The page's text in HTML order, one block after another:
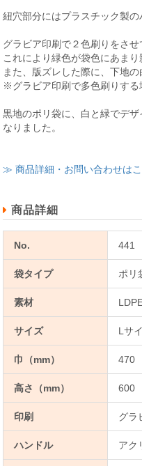
紐穴部分にはプラスチック製
グラビア印刷で２色刷りをさ
これにより緑色が袋色にあま
また、版ズレした際に、下地
※グラビア印刷で多色刷りする
黒地のポリ袋に、白と緑でデ
なりました。
≫ 商品詳細・お問い合わせは
商品詳細
No. 441
袋タイプ ポリ
素材
サイズ Lサ
巾（mm） 470
高さ（mm） 600
印刷 グラ
ハンドル アク